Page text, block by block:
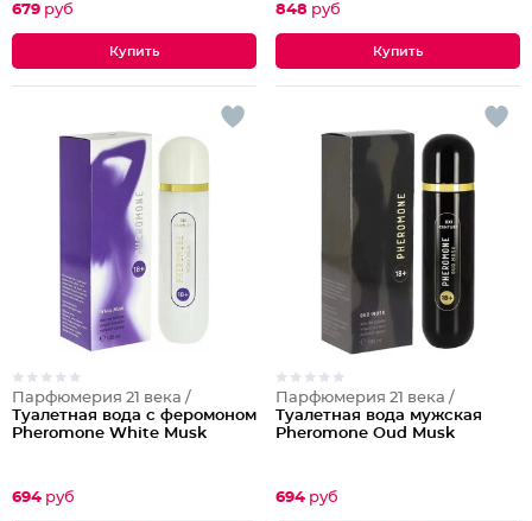
679 руб 848 руб
Парфюмерия 21 века /
Туалетная вода с феромоном
Pheromone White Musk
694 руб
Парфюмерия 21 века /
Туалетная вода мужская
Pheromone Oud Musk
694 руб